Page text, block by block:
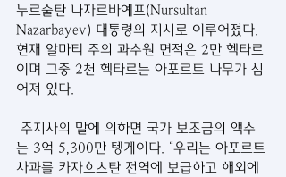
누르술탄 나자르바예프(Nursultan
Nazarbayev) 대통령의 지시로 이루어졌다.
현재 알마티 주의 과수원 면적은 2만 헥타르
이며 그중 2천 헥타르는 아포르트 나무가 심
어져 있다.
는 3억 5,300만 텡게이다. “우리는 아포르트
사과를 카자흐스탄 전역에 보급하고 해외에